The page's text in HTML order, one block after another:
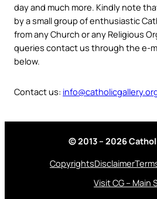
day and much more. Kindly note
by a small group of enthusiastic
from any Church or any Religious
queries contact us through the e-
below.
Contact us:
© 2013 – 2026
CopyrightsDisclaimer
Visit CG – Main